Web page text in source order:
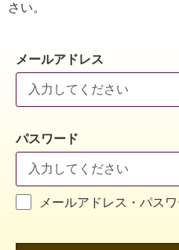
さい。
メールアドレス
パスワード
メールアドレス・パス